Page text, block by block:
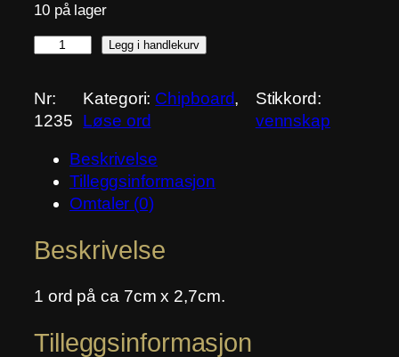
10 på lager
o
k
a
t
l
Legg i handlekurv
Nr:
1235
Kategori: Chipboard
Løse ord
Stikkord:
vennskap
Beskrivelse
Tilleggsinformasjon
Omtaler (0)
Beskrivelse
1 ord på ca 7cm x 2,7cm.
Tilleggsinformasjon